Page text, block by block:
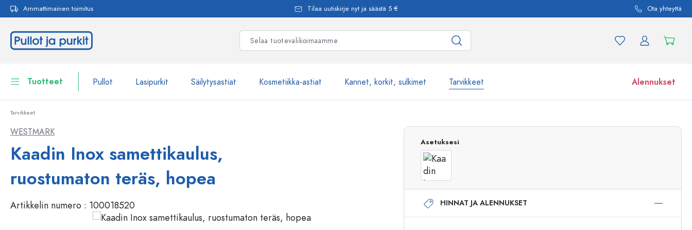
Siirry päänavigointiin
Ammattimainen toimitus Tilaa uutiskirje nyt ja säästä 5 € Ota yhteyttä
Tuotteet Pullot Lasipurkit Säilytysastiat Kosmetiikka-astiat Kannet, korkit, sulkimet Tarvikkeet Alennukset
Lasipurkit
Kosmetiikka-astiat
Pullot tuotemerkin mukaan
Patenttikorkkipullot
Spraypullot
Airless-pumppupullot
Roll-on-pullot
Lasipurkit
Tarvikkeet
WESTMARK
Kaadin Inox samettikaulus,
ruostumaton teräs, hopea
Artikkelin numero : 100018520
Asetuksesi
HINNAT JA ALENNUKSET